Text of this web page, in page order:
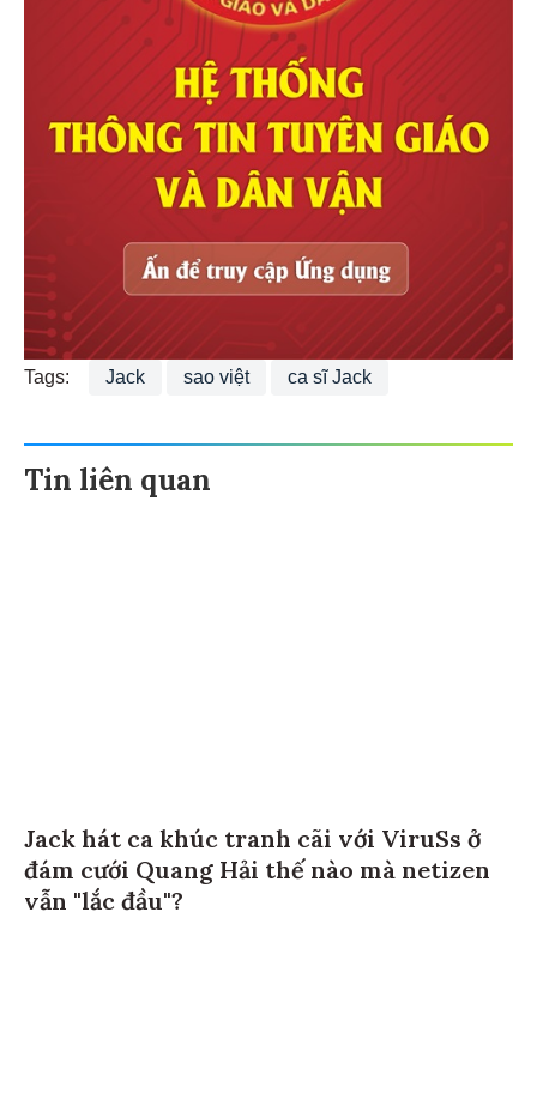
Tags: Jack sao việt ca sĩ Jack
Tin liên quan
Jack hát ca khúc tranh cãi với ViruSs ở
đám cưới Quang Hải thế nào mà netizen
vẫn "lắc đầu"?